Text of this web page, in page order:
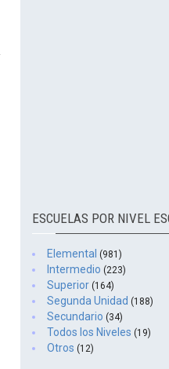
ESCUELAS POR NIVEL
Elemental (981)
Intermedio (223)
Superior (164)
Segunda Unidad (188)
Secundario (34)
Todos los Niveles (19)
Otros (12)